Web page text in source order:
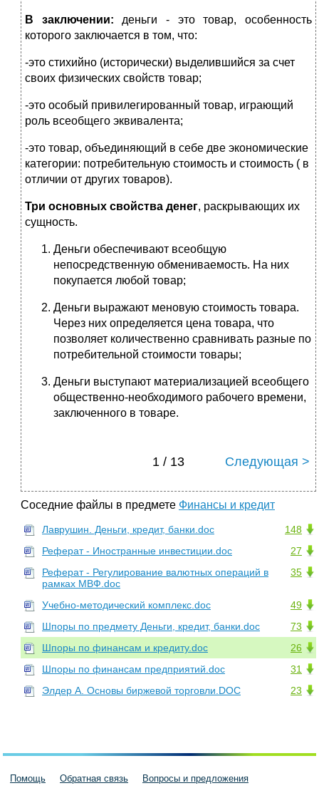
В заключении: деньги - это товар, особенность
которого заключается в том, что:
-это стихийно (исторически) выделившийся за счет
своих физических свойств товар;
-это особый привилегированный товар, играющий
роль всеобщего эквивалента;
-это товар, объединяющий в себе две экономические
категории: потребительную стоимость и стоимость ( в
отличии от других товаров).
Три основных свойства денег, раскрывающих их
сущность.
Деньги обеспечивают всеобщую
непосредственную обмениваемость. На них
покупается любой товар;
Деньги выражают меновую стоимость товара.
Через них определяется цена товара, что
позволяет количественно сравнивать разные по
потребительной стоимости товары;
Деньги выступают материализацией всеобщего
общественно-необходимого рабочего времени,
заключенного в товаре.
1 / 13 Следующая >
Соседние файлы в предмете Финансы и кредит
148
Лаврушин. Деньги, кредит, банки.doc
27
Реферат - Иностранные инвестиции.doc
35
Реферат - Регулирование валютных операций в
рамках МВФ.doc
49
Учебно-методический комплекс.doc
73
Шпоры по предмету Деньги, кредит, банки.doc
26
Шпоры по финансам и кредиту.doc
31
Шпоры по финансам предприятий.doc
23
Элдер А. Основы биржевой торговли.DOC
Помощь Обратная связь Вопросы и предложения